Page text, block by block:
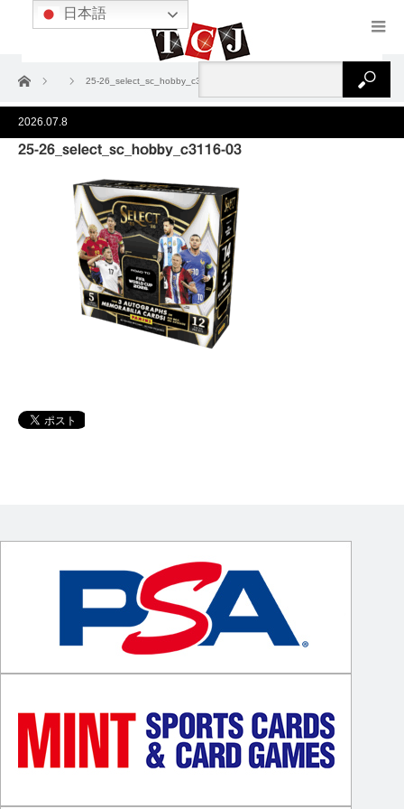
ホーム 25-26_select_sc_hobby_c3116-03
2026.07.8
25-26_select_sc_hobby_c3116-03
日本語